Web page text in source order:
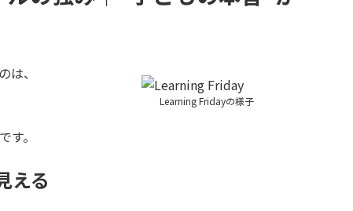
は、
す。
える
Learning Fridayの様子